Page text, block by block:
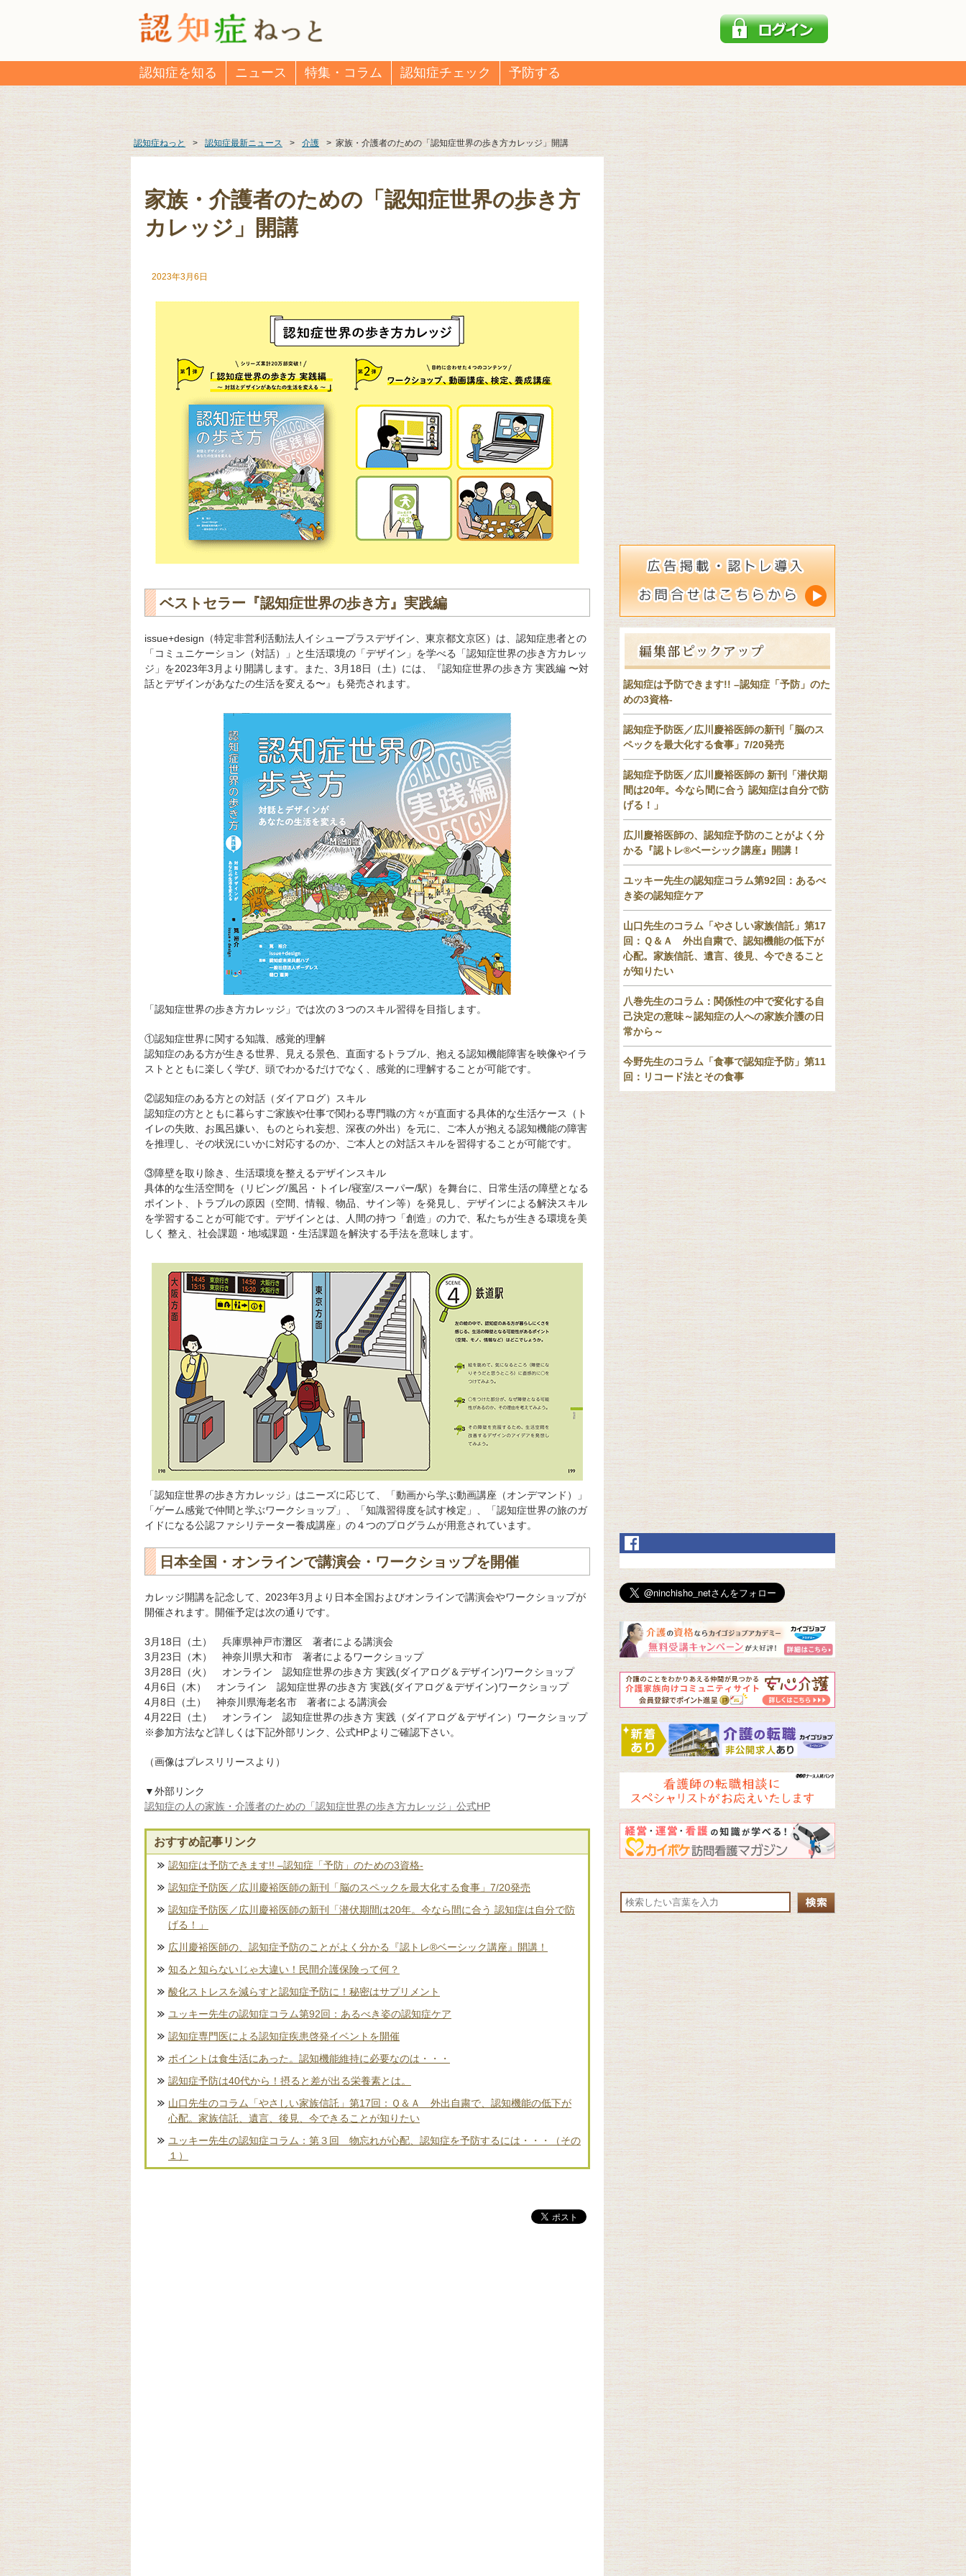
認知症を知る ニュース 特集・コラム 認知症チェック 予防する
認知症ねっと > 認知症最新ニュース > 介護 > 家族・介護者のための「認知症世界の歩き方カレッジ」開講
家族・介護者のための「認知症世界の歩き方
カレッジ」開講
2023年3月6日
ベストセラー『認知症世界の歩き方』実践編
issue+design（特定非営利活動法人イシュープラスデザイン、東京都文京区）は、認知症患者との
「コミュニケーション（対話）」と生活環境の「デザイン」を学べる「認知症世界の歩き方カレッ
ジ」を2023年3月より開講します。また、3月18日（土）には、『認知症世界の歩き方 実践編 〜対
話とデザインがあなたの生活を変える〜』も発売されます。
「認知症世界の歩き方カレッジ」では次の３つのスキル習得を目指します。
①認知症世界に関する知識、感覚的理解
認知症のある方が生きる世界、見える景色、直面するトラブル、抱える認知機能障害を映像やイラ
ストとともに楽しく学び、頭でわかるだけでなく、感覚的に理解することが可能です。
②認知症のある方との対話（ダイアログ）スキル
認知症の方とともに暮らすご家族や仕事で関わる専門職の方々が直面する具体的な生活ケース（ト
イレの失敗、お風呂嫌い、ものとられ妄想、深夜の外出）を元に、ご本人が抱える認知機能の障害
を推理し、その状況にいかに対応するのか、ご本人との対話スキルを習得することが可能です。
③障壁を取り除き、生活環境を整えるデザインスキル
具体的な生活空間を（リビング/風呂・トイレ/寝室/スーパー/駅）を舞台に、日常生活の障壁となる
ポイント、トラブルの原因（空間、情報、物品、サイン等）を発見し、デザインによる解決スキル
を学習することが可能です。デザインとは、人間の持つ「創造」の力で、私たちが生きる環境を美
しく 整え、社会課題・地域課題・生活課題を解決する手法を意味します。
「認知症世界の歩き方カレッジ」はニーズに応じて、「動画から学ぶ動画講座（オンデマンド）」
「ゲーム感覚で仲間と学ぶワークショップ」、「知識習得度を試す検定」、「認知症世界の旅のガ
イドになる公認ファシリテーター養成講座」の４つのプログラムが用意されています。
日本全国・オンラインで講演会・ワークショップを開催
カレッジ開講を記念して、2023年3月より日本全国およびオンラインで講演会やワークショップが
開催されます。開催予定は次の通りです。
3月18日（土） 兵庫県神戸市灘区 著者による講演会
3月23日（木） 神奈川県大和市 著者によるワークショップ
3月28日（火） オンライン 認知症世界の歩き方 実践(ダイアログ＆デザイン)ワークショップ
4月6日（木） オンライン 認知症世界の歩き方 実践(ダイアログ＆デザイン)ワークショップ
4月8日（土） 神奈川県海老名市 著者による講演会
4月22日（土） オンライン 認知症世界の歩き方 実践（ダイアログ＆デザイン）ワークショップ
※参加方法など詳しくは下記外部リンク、公式HPよりご確認下さい。
（画像はプレスリリースより）
▼外部リンク
認知症の人の家族・介護者のための「認知症世界の歩き方カレッジ」公式HP
おすすめ記事リンク
認知症は予防できます!! –認知症「予防」のための3資格-
認知症予防医／広川慶裕医師の新刊「脳のスペックを最大化する食事」7/20発売
認知症予防医／広川慶裕医師の新刊「潜伏期間は20年。今なら間に合う 認知症は自分で防
げる！」
広川慶裕医師の、認知症予防のことがよく分かる『認トレ®️ベーシック講座』開講！
知ると知らないじゃ大違い！民間介護保険って何？
酸化ストレスを減らすと認知症予防に！秘密はサプリメント
ユッキー先生の認知症コラム第92回：あるべき姿の認知症ケア
認知症専門医による認知症疾患啓発イベントを開催
ポイントは食生活にあった。認知機能維持に必要なのは・・・
認知症予防は40代から！摂ると差が出る栄養素とは。
山口先生のコラム「やさしい家族信託」第17回：Ｑ＆Ａ 外出自粛で、認知機能の低下が
心配。家族信託、遺言、後見、今できることが知りたい
ユッキー先生の認知症コラム：第３回 物忘れが心配、認知症を予防するには・・・（その
１）
認知症は予防できます!! –認知症「予防」のた
めの3資格-
認知症予防医／広川慶裕医師の新刊「脳のス
ペックを最大化する食事」7/20発売
認知症予防医／広川慶裕医師の 新刊「潜伏期
間は20年。今なら間に合う 認知症は自分で防
げる！」
広川慶裕医師の、認知症予防のことがよく分
かる『認トレ®️ベーシック講座』開講！
ユッキー先生の認知症コラム第92回：あるべ
き姿の認知症ケア
山口先生のコラム「やさしい家族信託」第17
回：Ｑ＆Ａ 外出自粛で、認知機能の低下が
心配。家族信託、遺言、後見、今できること
が知りたい
八巻先生のコラム：関係性の中で変化する自
己決定の意味～認知症の人への家族介護の日
常から～
今野先生のコラム「食事で認知症予防」第11
回：リコード法とその食事